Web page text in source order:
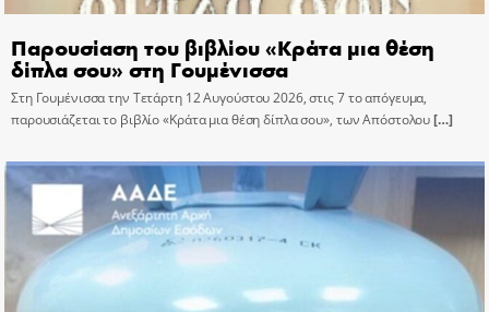
Παρουσίαση του βιβλίου «Κράτα μια θέση
δίπλα σου» στη Γουμένισσα
Στη Γουμένισσα την Τετάρτη 12 Αυγούστου 2026, στις 7 το απόγευμα,
παρουσιάζεται το βιβλίο «Κράτα μια θέση δίπλα σου», των Απόστολου[…]